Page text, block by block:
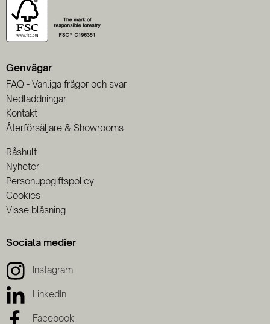
Genvägar
FAQ - Vanliga frågor och svar
Nedladdningar
Kontakt
Återförsäljare & Showrooms
Råshult
Nyheter
Personuppgiftspolicy
Cookies
Visselblåsning
Sociala medier
Instagram
LinkedIn
Facebook